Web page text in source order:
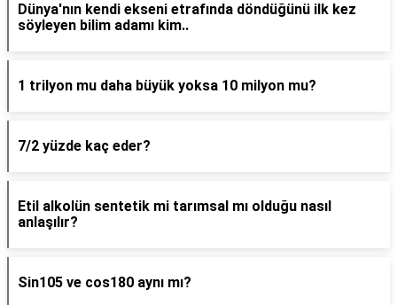
Dünya'nın kendi ekseni etrafında döndüğünü ilk kez
söyleyen bilim adamı kim..
1 trilyon mu daha büyük yoksa 10 milyon mu?
7/2 yüzde kaç eder?
Etil alkolün sentetik mi tarımsal mı olduğu nasıl
anlaşılır?
Sin105 ve cos180 aynı mı?